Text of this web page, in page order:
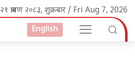
२१ श्रावण २०८३, शुक्रबार / Fri Aug 7, 2026
English